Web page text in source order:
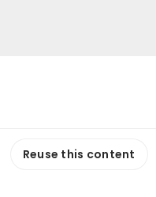
Reuse this content